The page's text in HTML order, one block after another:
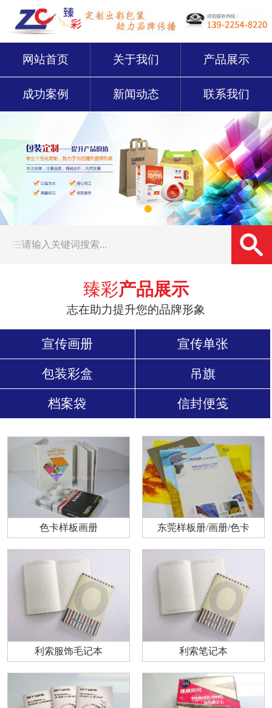
网站首页 关于我们 产品展示
成功案例 新闻动态 联系我们
臻彩产品展示
志在助力提升您的品牌形象
宣传画册 宣传单张
包装彩盒 吊旗
档案袋 信封便笺
色卡样板画册 东莞样板册/画册/色卡
利索服饰毛记本 利索笔记本